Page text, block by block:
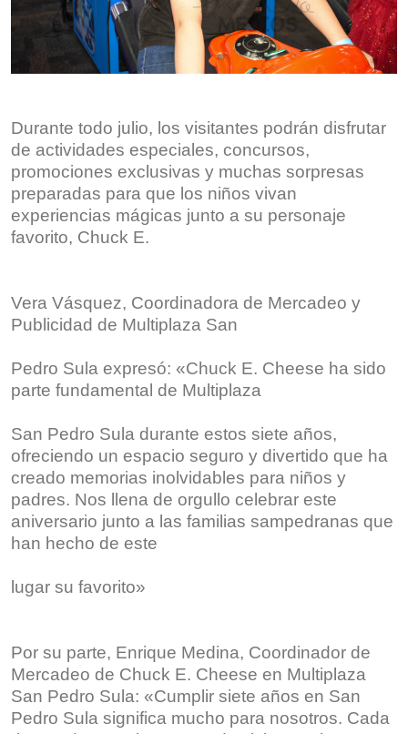
Durante todo julio, los visitantes podrán disfrutar
de actividades especiales, concursos,
promociones exclusivas y muchas sorpresas
preparadas para que los niños vivan
experiencias mágicas junto a su personaje
favorito, Chuck E.
Vera Vásquez, Coordinadora de Mercadeo y
Publicidad de Multiplaza San
Pedro Sula expresó: «Chuck E. Cheese ha sido
parte fundamental de Multiplaza
San Pedro Sula durante estos siete años,
ofreciendo un espacio seguro y divertido que ha
creado memorias inolvidables para niños y
padres. Nos llena de orgullo celebrar este
aniversario junto a las familias sampedranas que
han hecho de este
lugar su favorito»
Por su parte, Enrique Medina, Coordinador de
Mercadeo de Chuck E. Cheese en Multiplaza
San Pedro Sula: «Cumplir siete años en San
Pedro Sula significa mucho para nosotros. Cada